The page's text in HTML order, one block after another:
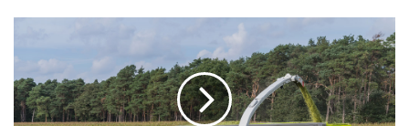
Green
Eye,
auto-
affûtage